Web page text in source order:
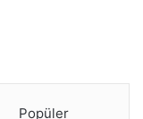
Popüler